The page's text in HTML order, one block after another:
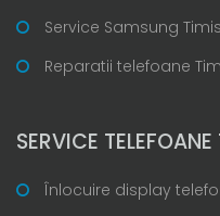
Service Samsung
Reparatii telefoane
SERVICE
Înlocuire display